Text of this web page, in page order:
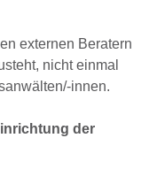
externen Beratern
nicht einmal
innen.
der